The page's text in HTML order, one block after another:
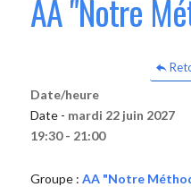
AA "Notre
Date/heure
Date - mardi 22 juin 2027
19:30 - 21:00
Groupe : AA "Notre